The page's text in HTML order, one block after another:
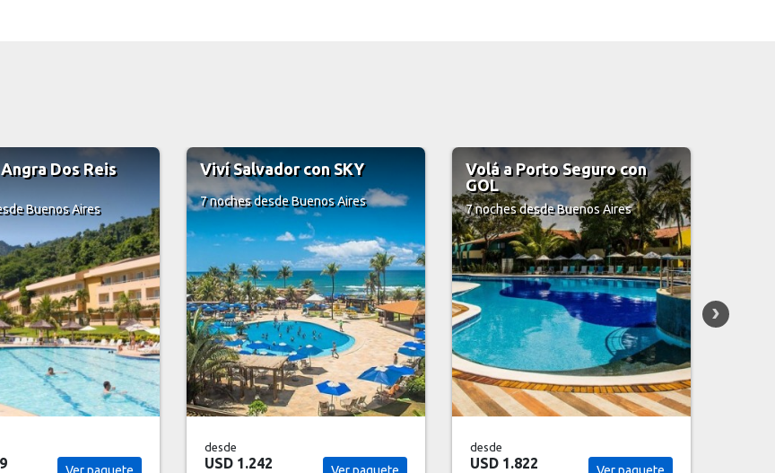
con SKY
Buenos Aires
Ver paquete
Volá a Porto Seguro con
GOL
7 nochesdesde Buenos Aires
desde
USD 1.822 Ver paquete
Volá a Praia do Forte con
SKY
7 nochesdesde Buenos Aires
desde
USD 2.050 Ver paquete